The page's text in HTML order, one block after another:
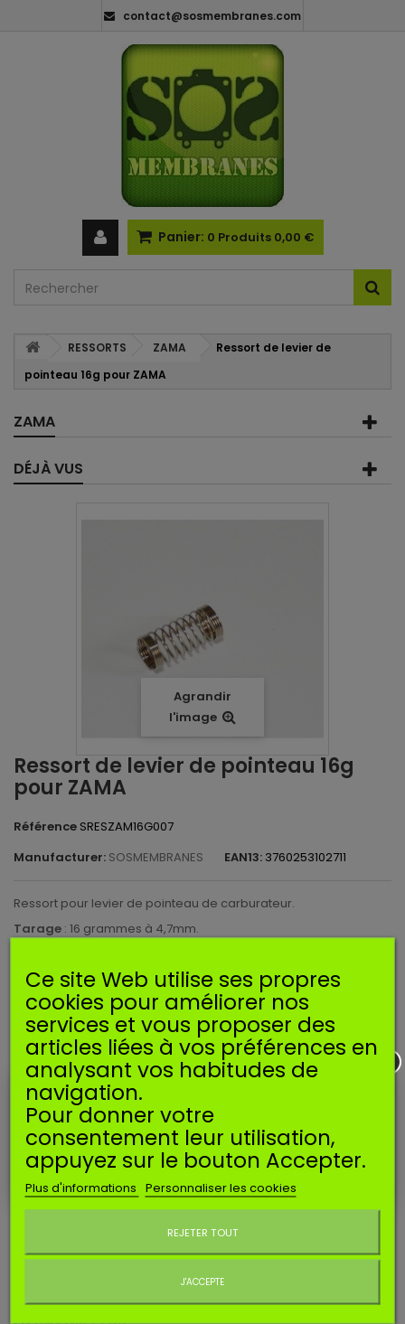
contact@sosmembranes.com
Panier: 0 Produits 0,00 €
RESSORTS ZAMA
Ressort de levier de
pointeau 16g pour ZAMA
ZAMA
DÉJÀ VUS
Agrandir
l'image
Ressort de levier de pointeau 16g
pour ZAMA
Référence SRESZAM16G007
Manufacturer: SOSMEMBRANES EAN13: 3760253102711
Ressort pour levier de pointeau de carburateur.
Tarage : 16 grammes à 4,7mm.
Quantité
% de Remise ou
Prix unitaire
remisé TTC
Total remise ou
Prix total remisé
TTC
1,45 €
10
Disponible
Imprimer
Ajouter au panier
Ce site Web utilise ses propres
cookies pour améliorer nos
services et vous proposer des
articles liées à vos préférences en
analysant vos habitudes de
navigation.
Pour donner votre
consentement leur utilisation,
appuyez sur le bouton Accepter.
Plus d'informations Personnaliser les cookies
REJETER TOUT
J'ACCEPTE